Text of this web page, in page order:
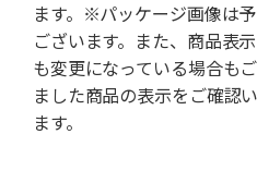
ます。※パッケージ画像は
ございます。また、商品表
も変更になっている場合も
ました商品の表示をご確認
ます。